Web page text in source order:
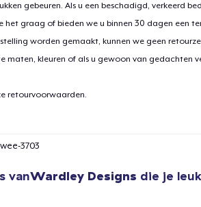
gebeuren. Als u een beschadigd, verkeerd
het graag of bieden we u binnen 30 dagen een
worden gemaakt, kunnen we geen
maten, kleuren of als u gewoon van gedachten
retourvoorwaarden.
3703
vanWardley Designs die je
Ga door naar de